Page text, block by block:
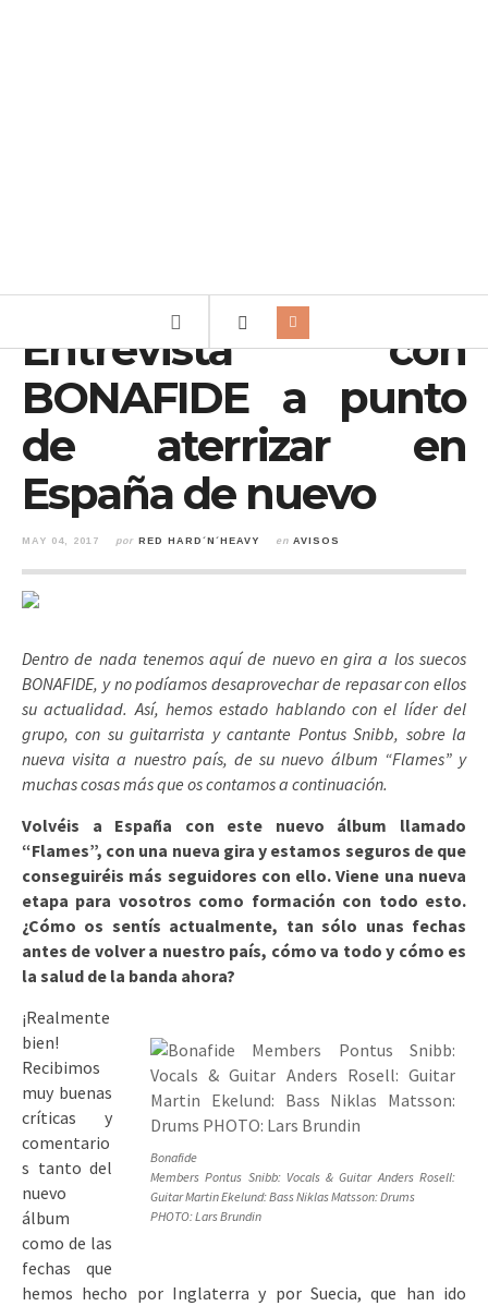
Entrevista con
BONAFIDE a punto
de aterrizar en
España de nuevo
MAY 04, 2017 por RED HARD´N´HEAVY en AVISOS
Dentro de nada tenemos aquí de nuevo en gira a los suecos
BONAFIDE, y no podíamos desaprovechar de repasar con ellos
su actualidad. Así, hemos estado hablando con el líder del
grupo, con su guitarrista y cantante Pontus Snibb, sobre la
nueva visita a nuestro país, de su nuevo álbum “Flames” y
muchas cosas más que os contamos a continuación.
Volvéis a España con este nuevo álbum llamado
“Flames”, con una nueva gira y estamos seguros de que
conseguiréis más seguidores con ello. Viene una nueva
etapa para vosotros como formación con todo esto.
¿Cómo os sentís actualmente, tan sólo unas fechas
antes de volver a nuestro país, cómo va todo y cómo es
la salud de la banda ahora?
Bonafide
Members Pontus Snibb: Vocals & Guitar Anders Rosell:
Guitar Martin Ekelund: Bass Niklas Matsson: Drums
PHOTO: Lars Brundin
¡Realmente
bien!
Recibimos
muy buenas
críticas y
comentario
s tanto del
nuevo
álbum
como de las
fechas que
hemos hecho por Inglaterra y por Suecia, que han ido